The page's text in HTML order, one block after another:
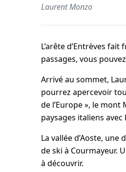
Laurent Monzo
L’arête d’Entrèves
passages, vous
Arrivé au sommet,
pourrez apercevoir
de l’Europe », le
paysages italiens avec
La vallée d’Aoste,
de ski à Courmayeur.
à découvrir.